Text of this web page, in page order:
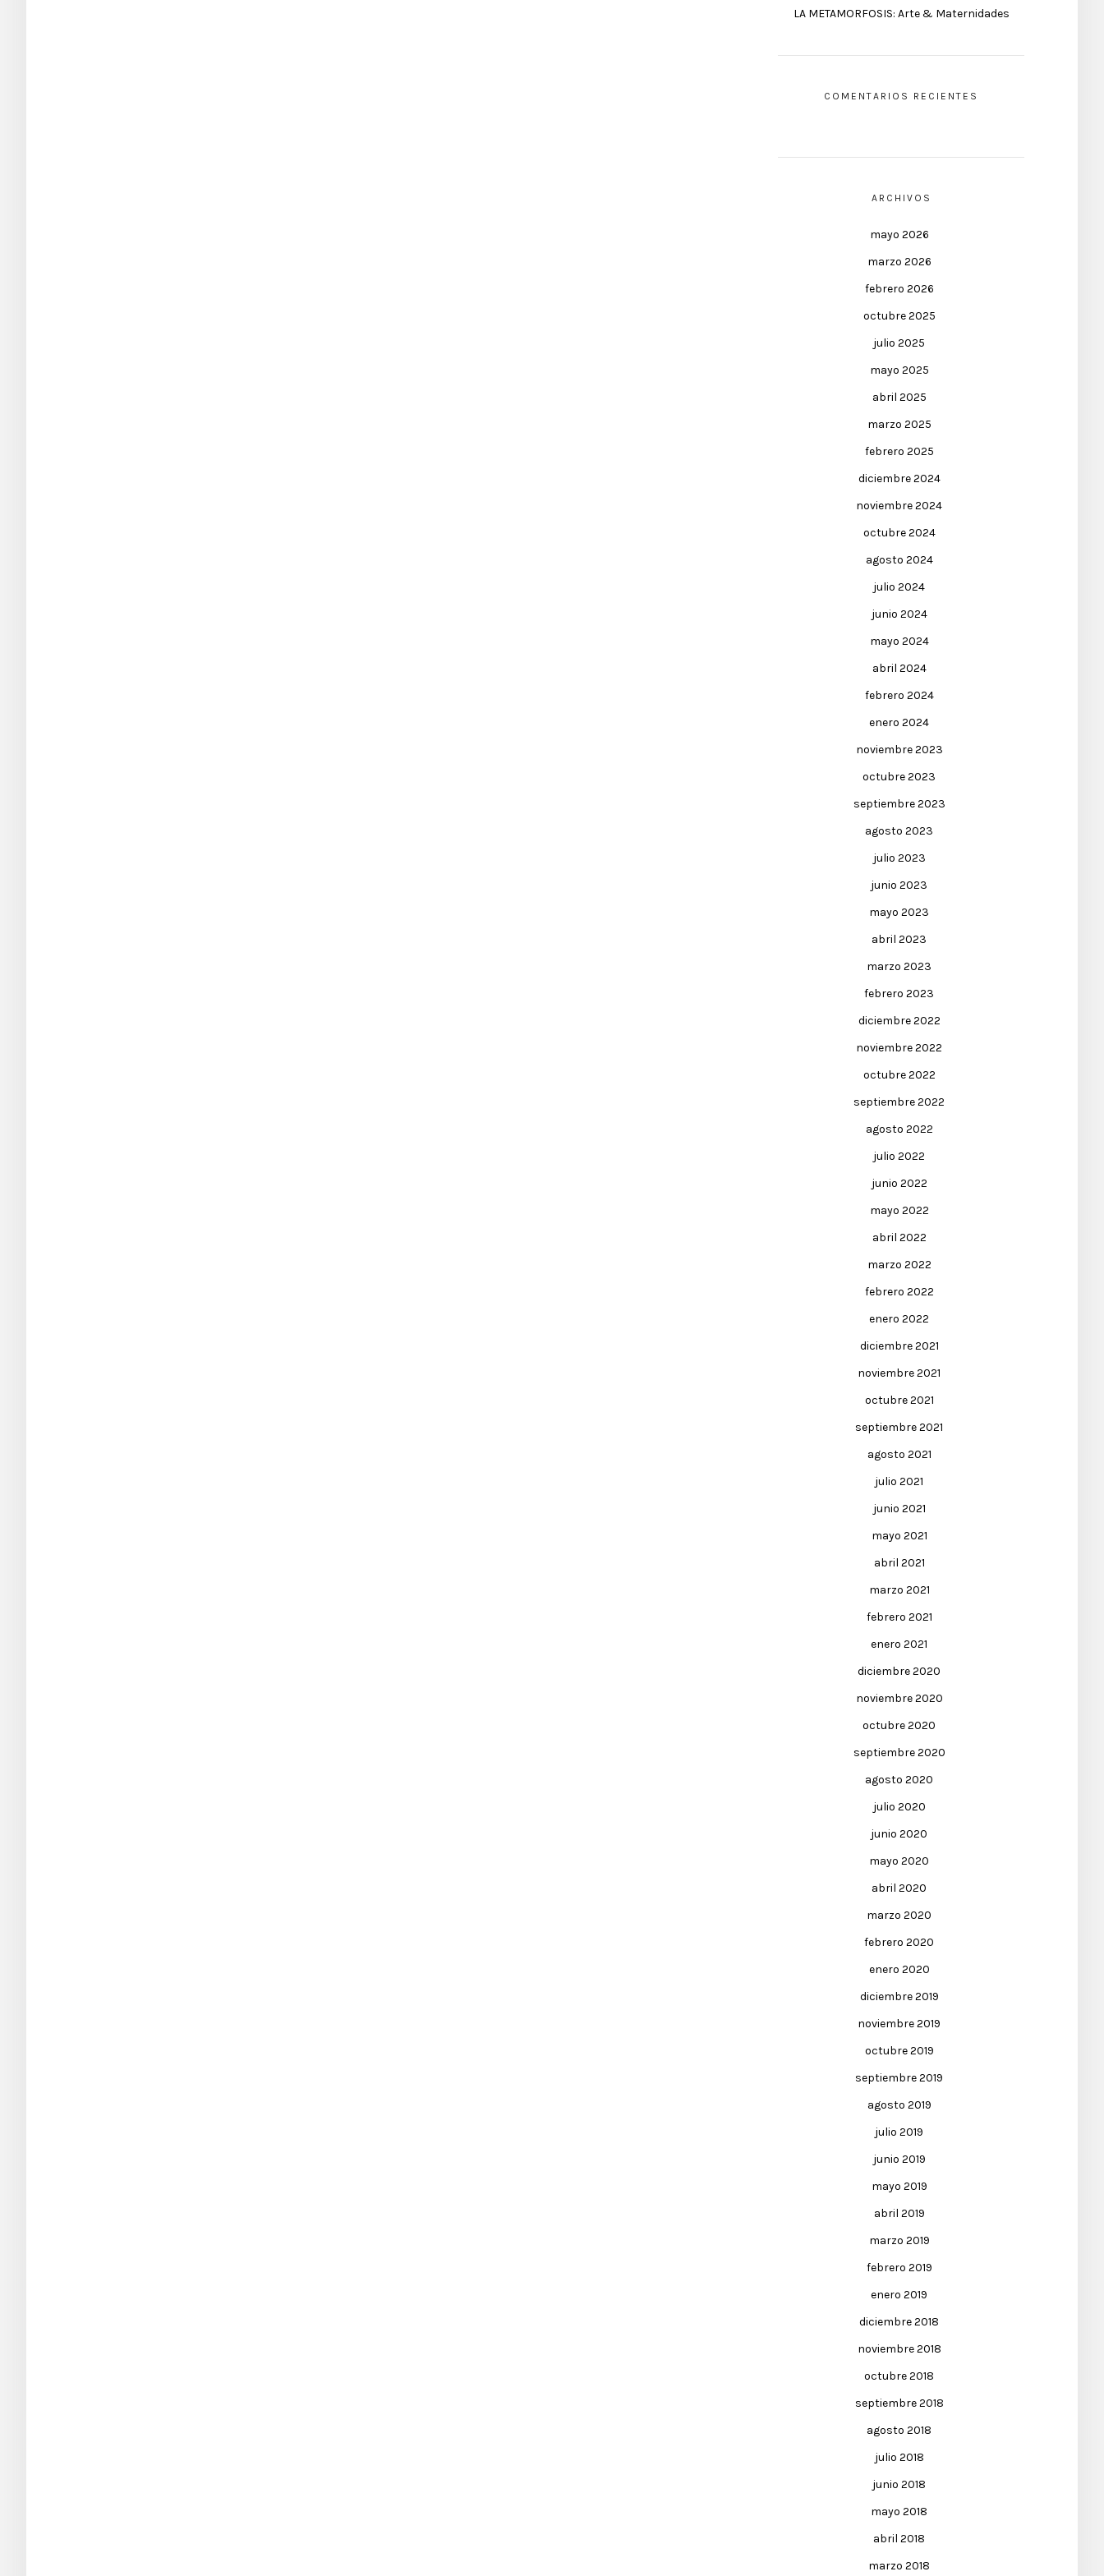
LA METAMORFOSIS: Arte & Maternidades
COMENTARIOS RECIENTES
ARCHIVOS
mayo 2026
marzo 2026
febrero 2026
octubre 2025
julio 2025
mayo 2025
abril 2025
marzo 2025
febrero 2025
diciembre 2024
noviembre 2024
octubre 2024
agosto 2024
julio 2024
junio 2024
mayo 2024
abril 2024
febrero 2024
enero 2024
noviembre 2023
octubre 2023
septiembre 2023
agosto 2023
julio 2023
junio 2023
mayo 2023
abril 2023
marzo 2023
febrero 2023
diciembre 2022
noviembre 2022
octubre 2022
septiembre 2022
agosto 2022
julio 2022
junio 2022
mayo 2022
abril 2022
marzo 2022
febrero 2022
enero 2022
diciembre 2021
noviembre 2021
octubre 2021
septiembre 2021
agosto 2021
julio 2021
junio 2021
mayo 2021
abril 2021
marzo 2021
febrero 2021
enero 2021
diciembre 2020
noviembre 2020
octubre 2020
septiembre 2020
agosto 2020
julio 2020
junio 2020
mayo 2020
abril 2020
marzo 2020
febrero 2020
enero 2020
diciembre 2019
noviembre 2019
octubre 2019
septiembre 2019
agosto 2019
julio 2019
junio 2019
mayo 2019
abril 2019
marzo 2019
febrero 2019
enero 2019
diciembre 2018
noviembre 2018
octubre 2018
septiembre 2018
agosto 2018
julio 2018
junio 2018
mayo 2018
abril 2018
marzo 2018